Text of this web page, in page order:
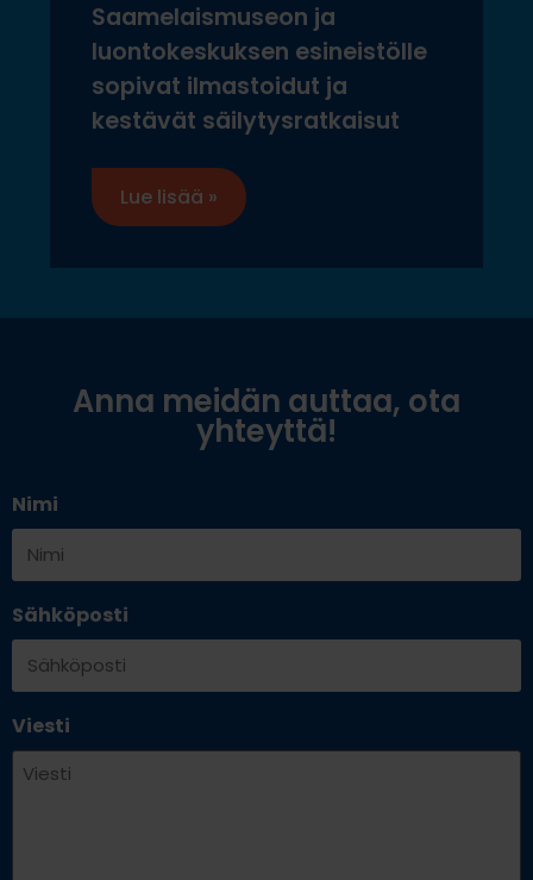
Saamelaismuseon ja
luontokeskuksen esineistölle
sopivat ilmastoidut ja
kestävät säilytysratkaisut
Lue lisää »
Anna meidän auttaa, ota
yhteyttä!
Nimi
Sähköposti
Viesti